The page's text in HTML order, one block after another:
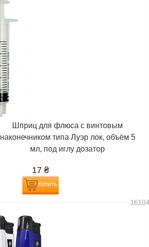
Шприц для флюса с винтовым
наконечником типа Луэр лок, объём 5
мл, под иглу дозатор
17 ₴
Купить